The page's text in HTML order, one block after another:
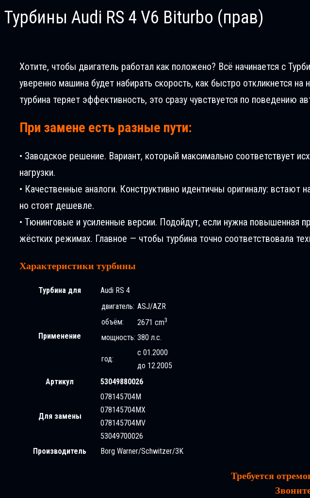
Турбины Audi RS 4 V6 Biturbo (прав)
Хотите, чтобы двигатель работал как положено? Всё начинается с
уверенно машина будет набирать скорость, как быстро откликнется
турбина теряет эффективность, это сразу чувствуется по поведению
При замене есть разные пути:
• Заводское решение. Вариант, который максимально соответствует
нагрузки.
• Качественные аналоги. Конструктивно идентичны оригиналу:
но стоят дешевле.
• Тюнинговые и усиленные версии. Подойдут, если нужна повышенная
жёстких режимах. Главное — чтобы турбина точно соответствовала
Характеристики турбины
Турбина для Audi RS 4
Применение
двигатель: ASJ/AZR
объём:
2671 cm3
мощность: 380 л.с.
год:
с 01.2000
до 12.2005
Артикул
53049880026
Для замены
078145704M
078145704MX
078145704MV
53049700026
Производитель
Borg Warner/Schwitzer/3K
Требуется